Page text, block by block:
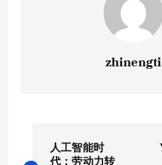
zhinengti
人工智能时
代：劳动力转